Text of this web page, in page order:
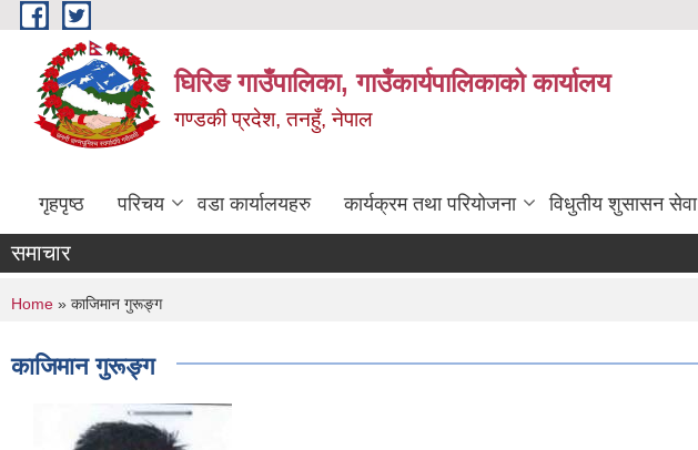
Skip to main content
घिरिङ गाउँपालिका, गाउँकार्यपालिकाको कार्यालय
गण्डकी प्रदेश, तनहुँ, नेपाल
गृहपृष्ठ परिचय वडा कार्यालयहरु कार्यक्रम तथा परियोजना विधुतीय शुसासन सेवा
समाचार
You are here
Home » काजिमान गुरूङ्ग
काजिमान गुरूङ्ग